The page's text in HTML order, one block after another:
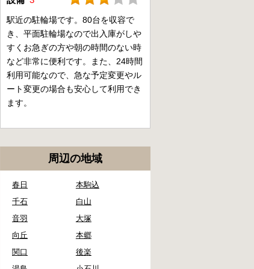
駅近の駐輪場です。80台を収容で
き、平面駐輪場なので出入庫がしや
すくお急ぎの方や朝の時間のない時
など非常に便利です。また、24時間
利用可能なので、急な予定変更やル
ート変更の場合も安心して利用でき
ます。
周辺の地域
春日
本駒込
千石
白山
音羽
大塚
向丘
本郷
関口
後楽